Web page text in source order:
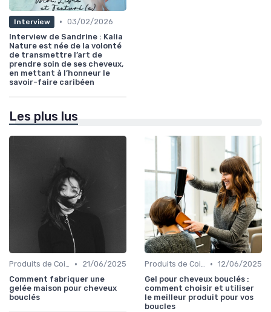
Interview • 03/02/2026
Interview de Sandrine : Kalia
Nature est née de la volonté
de transmettre l’art de
prendre soin de ses cheveux,
en mettant à l’honneur le
savoir-faire caribéen
Les plus lus
Produits de Coiffage •
21/06/2025
Comment fabriquer une
gelée maison pour cheveux
bouclés
Produits de Coiffage • 12/06/2025
Gel pour cheveux bouclés :
comment choisir et utiliser
le meilleur produit pour vos
boucles